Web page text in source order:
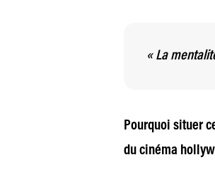
« La
Pourquoi situer
du cinéma